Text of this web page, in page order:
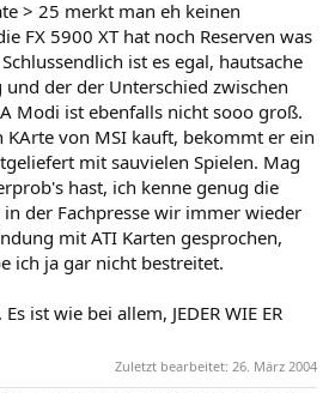
> 25 merkt man eh keinen
FX 5900 XT hat noch Reserven was
ist es egal, hautsache
der der Unterschied zwischen
Modi ist ebenfalls nicht sooo groß.
KArte von MSI kauft, bekommt er ein
mit sauvielen Spielen. Mag
hast, ich kenne genug die
der Fachpresse wir immer wieder
mit ATI Karten gesprochen,
ich ja gar nicht bestreitet.
ist wie bei allem, JEDER WIE ER
Zuletzt bearbeitet: 26. März 2004